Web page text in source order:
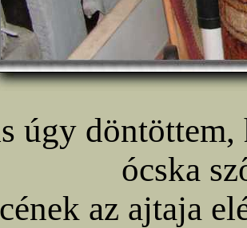
úgy döntöttem,
ócska
az ajtaja